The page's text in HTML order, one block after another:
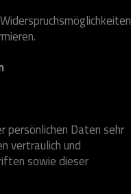
persönlichen Daten sehr
vertraulich und
sowie dieser